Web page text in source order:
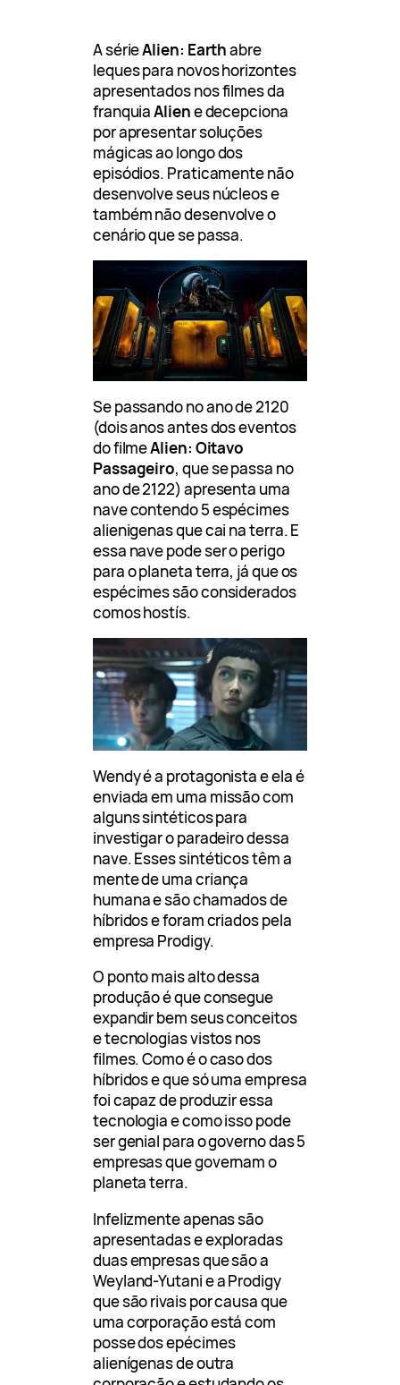
A sérieAlien: Earthabre
leques para novos horizontes
apresentados nos filmes da
franquiaAliene decepciona
por apresentar soluções
mágicas ao longo dos
episódios. Praticamente não
desenvolve seus núcleos e
também não desenvolve o
cenário que se passa.
Se passando no ano de 2120
(dois anos antes dos eventos
do filmeAlien: Oitavo
Passageiro, que se passa no
ano de 2122) apresenta uma
nave contendo 5 espécimes
alienigenas que cai na terra. E
essa nave pode ser o perigo
para o planeta terra, já que os
espécimes são considerados
comos hostís.
Wendy é a protagonista e ela é
enviada em uma missão com
alguns sintéticos para
investigar o paradeiro dessa
nave. Esses sintéticos têm a
mente de uma criança
humana e são chamados de
híbridos e foram criados pela
empresa Prodigy.
O ponto mais alto dessa
produção é que consegue
expandir bem seus conceitos
e tecnologias vistos nos
filmes. Como é o caso dos
híbridos e que só uma empresa
foi capaz de produzir essa
tecnologia e como isso pode
ser genial para o governo das 5
empresas que governam o
planeta terra.
Infelizmente apenas são
apresentadas e exploradas
duas empresas que são a
Weyland-Yutani e a Prodigy
que são rivais por causa que
uma corporação está com
posse dos epécimes
alienígenas de outra